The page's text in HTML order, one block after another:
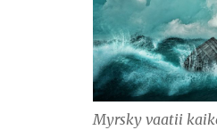
Myrsky vaatii